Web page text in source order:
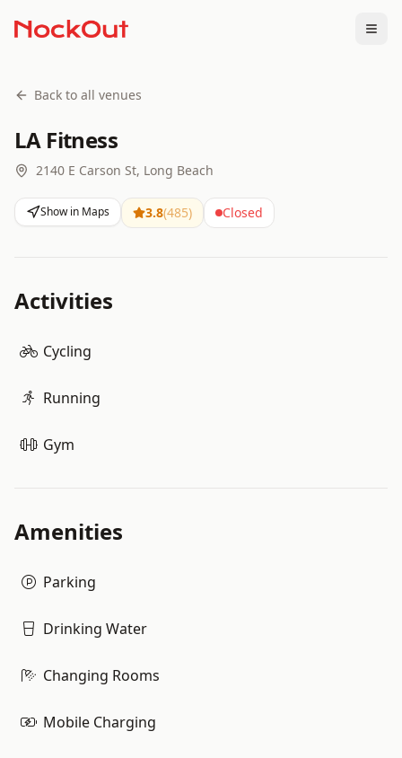
Back to all venues
LA Fitness
2140 E Carson St, Long Beach
Show in Maps 3.8(485) Closed
Activities
Cycling
Running
Gym
Amenities
Parking
Drinking Water
Changing Rooms
Mobile Charging